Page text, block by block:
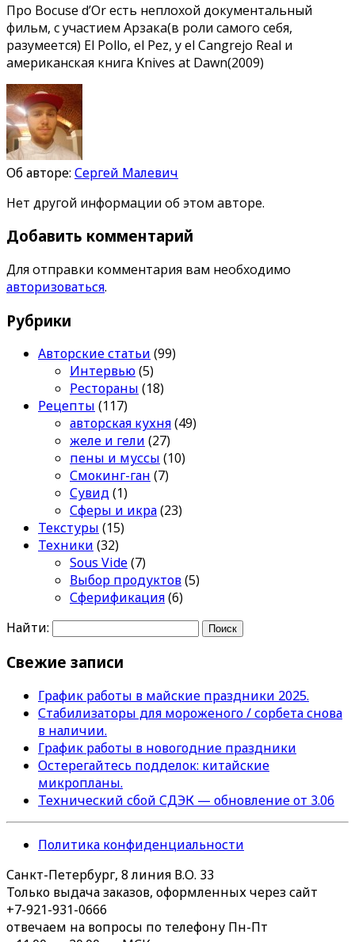
Про Bocuse d’Or есть неплохой документальный
фильм, с участием Арзака(в роли самого себя,
разумеется) El Pollo, el Pez, y el Cangrejo Real и
американская книга Knives at Dawn(2009)
Об авторе: Сергей Малевич
Нет другой информации об этом авторе.
Добавить комментарий
Для отправки комментария вам необходимо
авторизоваться.
Рубрики
Авторские статьи (99)
Интервью(5)
Рестораны (18)
Рецепты (117)
авторская кухня(49)
желе и гели (27)
пены и муссы (10)
Смокинг-ган (7)
Сувид(1)
Сферы и икра(23)
Текстуры (15)
Техники (32)
Sous Vide(7)
Выбор продуктов(5)
Сферификация(6)
Найти:
Свежие записи
График работы в майские праздники 2025.
Стабилизаторы для мороженого / сорбета снова
в наличии.
График работы в новогодние праздники
Остерегайтесь подделок: китайские
микропланы.
Технический сбой СДЭК — обновление от 3.06
Политика конфиденциальности
Санкт-Петербург, 8 линия В.О. 33
Только выдача заказов, оформленных через сайт
+7-921-931-0666
отвечаем на вопросы по телефону Пн-Пт